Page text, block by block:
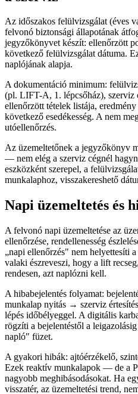
Az időszakos felülvizsgálat (éves
felvonó biztonsági állapotának
jegyzőkönyvet készít: ellenőrzött
következő felülvizsgálat dátuma.
naplójának alapja.
A dokumentáció minimum:
(pl. LIFT-A, 1. lépcsőház), szerviz
ellenőrzött tételek listája,
következő esedékesség. A nem
utóellenőrzés.
Az üzemeltetőnek a jegyzőkönyv
— nem elég a szerviz cégnél
eszközként szerepel, a
munkalaphoz, visszakereshető
Napi üzemeltetés és
A felvonó napi üzemeltetése az
ellenőrzése, rendellenesség
„napi ellenőrzés" nem helyettesíti
valaki észreveszi, hogy a lift
rendesen, azt naplózni kell.
A hibabejelentés folyamat:
munkalap nyitás → szerviz
lépés időbélyeggel. A digitális
rögzíti a bejelentéstől a
napló" füzet.
A gyakori hibák: ajtóérzékelő,
Ezek reaktív munkalapok — de a
nagyobb meghibásodásokat. Ha
visszatér, az üzemeltetési trend,